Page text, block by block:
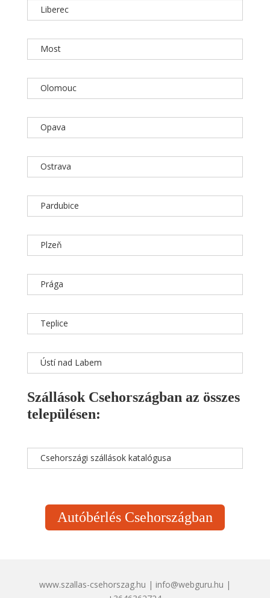
Liberec
Most
Olomouc
Opava
Ostrava
Pardubice
Plzeň
Prága
Teplice
Ústí nad Labem
Szállások Csehországban az összes
településen:
Csehországi szállások katalógusa
Autóbérlés Csehországban
www.szallas-csehorszag.hu | info@webguru.hu |